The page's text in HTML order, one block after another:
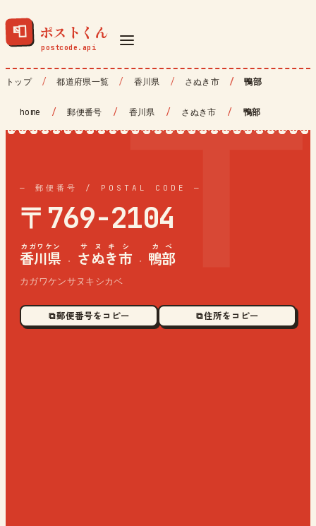
📮 ポストくん
トップ 都道府県一覧 香川県 さぬき市 鴨部
home / 郵便番号 / 香川県 / さぬき市 / 鴨部
— 郵便番号 / POSTAL CODE —
〒769-2104
香川県
カガワケン
· さぬき市
サヌキシ
· 鴨部
カベ
カガワケンサヌキシカベ
⧉ 郵便番号をコピー ⧉ 住所をコピー